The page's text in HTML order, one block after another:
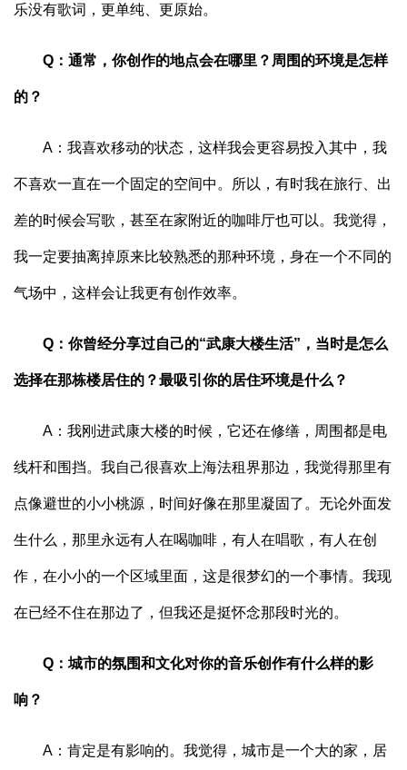
乐没有歌词，更单纯、更原始。
Q：通常，你创作的地点会在哪里？周围的环境是怎样
的？
A：我喜欢移动的状态，这样我会更容易投入其中，我
不喜欢一直在一个固定的空间中。所以，有时我在旅行、出
差的时候会写歌，甚至在家附近的咖啡厅也可以。我觉得，
我一定要抽离掉原来比较熟悉的那种环境，身在一个不同的
气场中，这样会让我更有创作效率。
Q：你曾经分享过自己的“武康大楼生活”，当时是怎么
选择在那栋楼居住的？最吸引你的居住环境是什么？
A：我刚进武康大楼的时候，它还在修缮，周围都是电
线杆和围挡。我自己很喜欢上海法租界那边，我觉得那里有
点像避世的小小桃源，时间好像在那里凝固了。无论外面发
生什么，那里永远有人在喝咖啡，有人在唱歌，有人在创
作，在小小的一个区域里面，这是很梦幻的一个事情。我现
在已经不住在那边了，但我还是挺怀念那段时光的。
Q：城市的氛围和文化对你的音乐创作有什么样的影
响？
A：肯定是有影响的。我觉得，城市是一个大的家，居